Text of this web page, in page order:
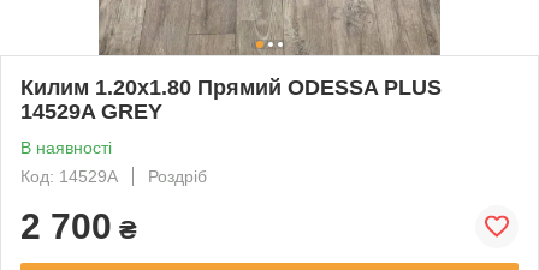
Килим 1.20х1.80 Прямий ODESSA PLUS
14529A GREY
В наявності
Код: 14529A
Роздріб
2 700 ₴